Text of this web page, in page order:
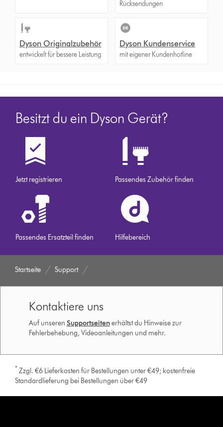
Rücksendungen
Dyson Originalzubehör
entwickelt für bessere Leistung
Dyson Kundenservice
mit eigener Kundenhotline
Besitzt du ein Dyson Gerät?
Jetzt registrieren Passendes Zubehör finden
Passendes Ersatzteil finden Hilfebereich
Startseite Support
Kontaktiere uns
Auf unseren Supportseiten erhältst du Hinweise zur
Fehlerbehebung, Videoanleitungen und mehr.
* Zzgl. €6 Lieferkosten für Bestellungen unter €49; kostenfreie
Standardlieferung bei Bestellungen über €49